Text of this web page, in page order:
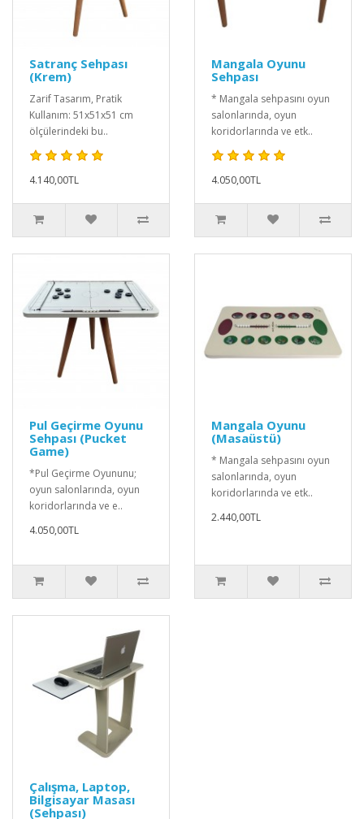
Satranç Sehpası
(Krem)
Zarif Tasarım, Pratik
Kullanım: 51x51x51 cm
ölçülerindeki bu..
4.140,00TL
Mangala Oyunu
Sehpası
* Mangala sehpasını oyun
salonlarında, oyun
koridorlarında ve etk..
4.050,00TL
Pul Geçirme Oyunu
Sehpası (Pucket
Game)
*Pul Geçirme Oyununu;
oyun salonlarında, oyun
koridorlarında ve e..
4.050,00TL
Mangala Oyunu
(Masaüstü)
* Mangala sehpasını oyun
salonlarında, oyun
koridorlarında ve etk..
2.440,00TL
Çalışma, Laptop,
Bilgisayar Masası
(Sehpası)